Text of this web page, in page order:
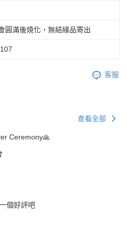
圓滿後燒化，無結緣品寄出
客服
查看全部
Ceremony🙏
個好評吧